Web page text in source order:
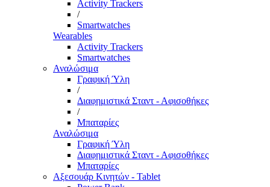
Activity Trackers
/
Smartwatches
Wearables
Activity Trackers
Smartwatches
Αναλώσιμα
Γραφική Ύλη
/
Διαφημιστικά Σταντ - Αφισοθήκες
/
Μπαταρίες
Αναλώσιμα
Γραφική Ύλη
Διαφημιστικά Σταντ - Αφισοθήκες
Μπαταρίες
Αξεσουάρ Κινητών - Tablet